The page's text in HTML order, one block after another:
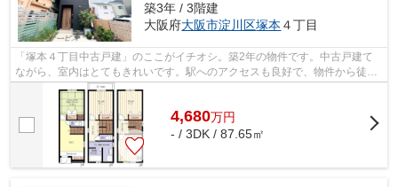
築3年 / 3階建
大阪府大阪市淀川区塚本 ４丁目
「塚本４丁目中古戸建」のここがイチオシ。築2年の物件です。中古戸建て
ながら、室内はとてもきれいです。駅へのアクセスも良好で、物件から徒歩
5分圏内に駅がございます。東海道本線...
4,680万円
- / 3DK / 87.65㎡